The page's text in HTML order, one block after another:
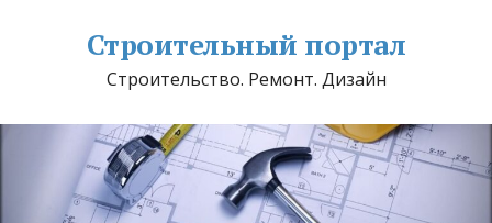
Строительный портал
Строительство. Ремонт. Дизайн